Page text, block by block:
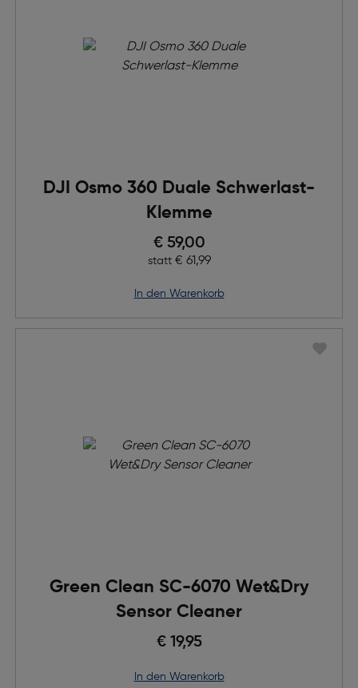
DJI Osmo 360 Duale Schwerlast-
Klemme
Preis nach Rabatts
€ 59,00
statt Ursprünglicher Preis
€ 61,99
in den Warenkorb
Green Clean SC-6070 Wet&Dry
Sensor Cleaner
€ 19,95
in den Warenkorb